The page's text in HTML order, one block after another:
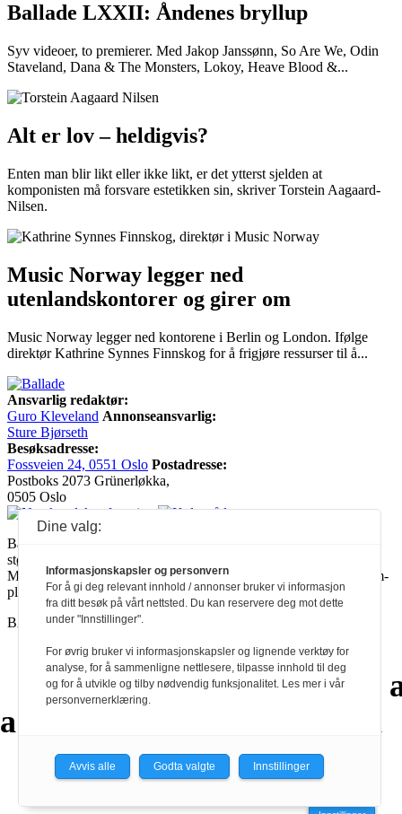
Ballade LXXII: Åndenes bryllup
Syv videoer, to premierer. Med Jakop Janssønn, So Are We, Odin
Staveland, Dana & The Monsters, Lokoy, Heave Blood &...
Alt er lov – heldigvis?
Enten man blir likt eller ikke likt, er det ytterst sjelden at
komponisten må forsvare estetikken sin, skriver Torstein Aagaard-
Nilsen.
Music Norway legger ned
utenlandskontorer og girer om
Music Norway legger ned kontorene i Berlin og London. Ifølge
direktør Kathrine Synnes Finnskog for å frigjøre ressurser til å...
Ansvarlig redaktør:
Guro Kleveland Annonseansvarlig:
Sture Bjørseth
Besøksadresse:
Fossveien 24, 0551 Oslo Postadresse:
Postboks 2073 Grünerløkka,
0505 Oslo
Ballade mottar tilskudd fra Norsk kulturråd, i tillegg til økonomisk
støtte fra eierne NOPA, Norsk komponistforening og
Musikkforleggerne. Ballade drives etter Redaktør- og Vær Varsom-
plakaten.
BALLADE — NORGES MUSIKKMAGASIN
a
aa
aa
aa
a
Dine valg:
Informasjonskapsler og personvern
For å gi deg relevant innhold / annonser bruker vi informasjon
fra ditt besøk på vårt nettsted. Du kan reservere deg mot dette
under "Innstillinger".
For øvrig bruker vi informasjonskapsler og lignende verktøy for
analyse, for å sammenligne nettlesere, tilpasse innhold til deg
og for å utvikle og tilby nødvendig funksjonalitet. Les mer i vår
personvernerklæring.
Avvis alle Godta valgte Innstillinger